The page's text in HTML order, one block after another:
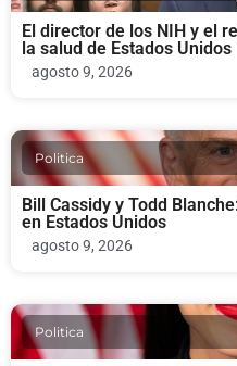
El director de los NIH y el
la salud de Estados Unidos
agosto 9, 2026
Politica
Bill Cassidy y Todd
en Estados Unidos
agosto 9, 2026
Politica